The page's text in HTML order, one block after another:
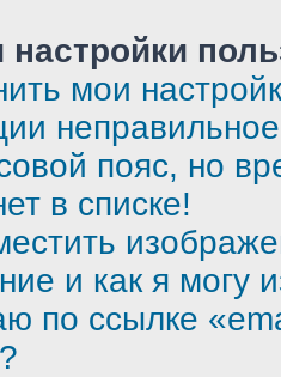
мои
пояс, но
в списке!
и как я могу
по ссылке